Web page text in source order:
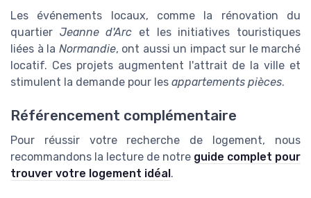
Les événements locaux, comme la rénovation du
quartier Jeanne d'Arc et les initiatives touristiques
liées à la Normandie, ont aussi un impact sur le marché
locatif. Ces projets augmentent l'attrait de la ville et
stimulent la demande pour les appartements pièces.
Référencement complémentaire
Pour réussir votre recherche de logement, nous
recommandons la lecture de notre guide complet pour
trouver votre logement idéal.